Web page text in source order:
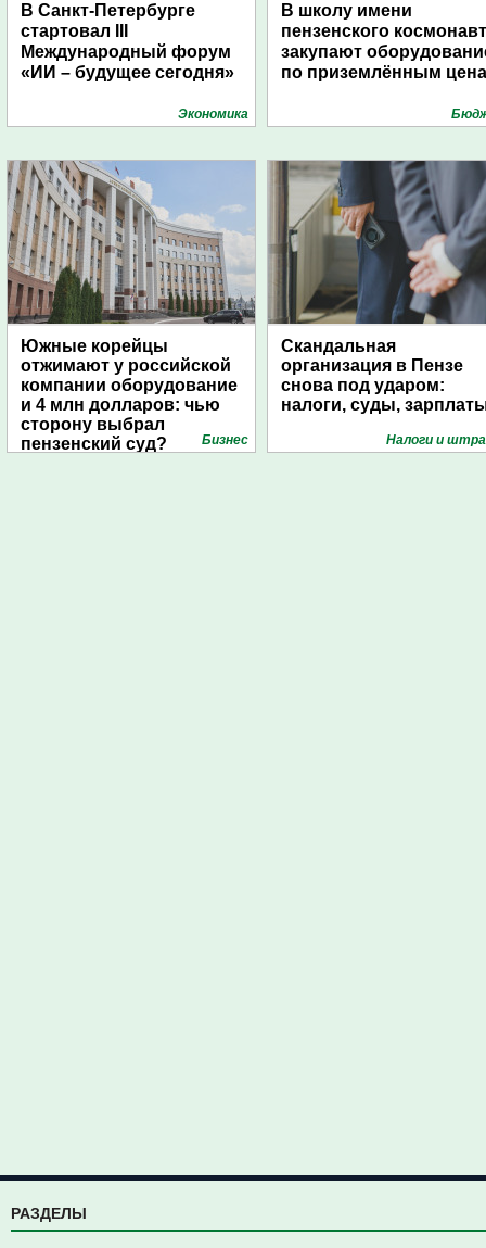
В Санкт-Петербурге
стартовал III
Международный форум
«ИИ – будущее сегодня»
Экономика
В школу имени
пензенского
закупают
по приземлённым
Южные корейцы
отжимают у российской
компании оборудование
и 4 млн долларов: чью
сторону выбрал
пензенский суд?
Бизнес
Скандальная
организация в Пензе
снова под ударом:
налоги, суды,
Налоги и
РАЗДЕЛЫ